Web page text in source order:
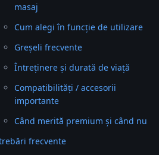
masaj
Cum alegi în funcție de utilizare
Greșeli frecvente
Întreținere și durată de viață
Compatibilități / accesorii
importante
Când merită premium și când nu
frecvente